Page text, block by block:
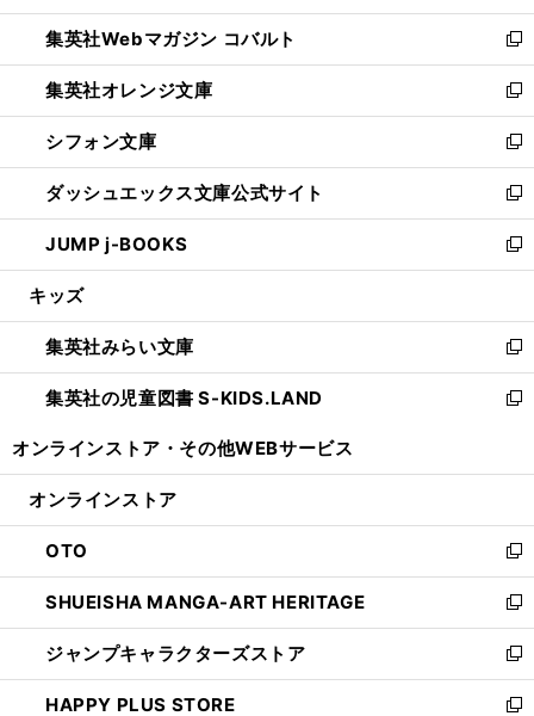
開
く
ウ
で
開
く
ン
ド
ウ
で
開
く
ウ
ィ
ン
ド
ウ
で
開
く
集英社Webマガジン コバルト
新
し
い
ウ
ィ
ン
ド
ウ
で
開
集英社オレンジ文庫
新
し
い
ウ
ィ
ン
ド
ウ
開
く
シフォン文庫
新
し
い
ウ
ィ
ン
ウ
で
開
く
ダッシュエックス文庫公式サイト
新
し
い
ウ
ン
ド
ウ
で
JUMP j-BOOKS
新
し
ウ
ィ
ン
ド
開
キッズ
集英社みらい文庫
新
し
い
ン
ウ
で
開
く
集英社の児童図書 S-KIDS.LAND
新
ウ
ン
ド
ウ
で
開
く
オンラインストア・ その他WEBサービス
オンラインストア
OTO
新
し
い
ウ
ィ
ン
ド
SHUEISHA MANGA-ART HERITAGE
新
し
い
ウ
ィ
ジャンプキャラクターズストア
新
し
い
HAPPY PLUS STORE
新